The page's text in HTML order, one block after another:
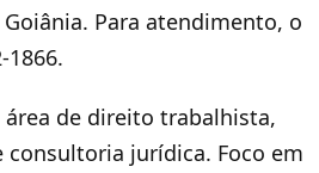
Goiânia. Para atendimento, o
1866.
de direito trabalhista,
consultoria jurídica. Foco em